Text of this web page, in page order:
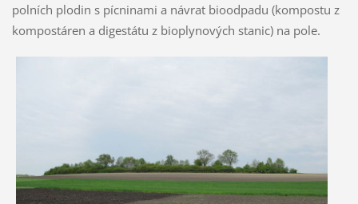
polních plodin s pícninami a návrat bioodpadu (kompostu z
kompostáren a digestátu z bioplynových stanic) na pole.